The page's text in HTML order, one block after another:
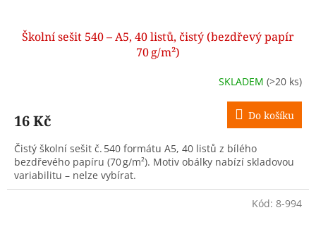
Školní sešit 540 – A5, 40 listů, čistý (bezdřevý papír
70 g/m²)
SKLADEM (>20 ks)
16 Kč Do košíku
Čistý školní sešit č. 540 formátu A5, 40 listů z bílého
bezdřevého papíru (70 g/m²). Motiv obálky nabízí skladovou
variabilitu – nelze vybírat.
Kód: 8-994